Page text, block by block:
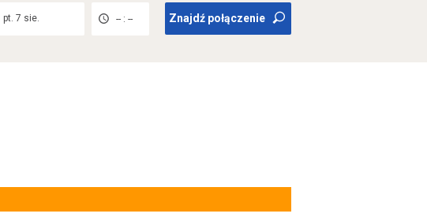
pt. 7 sie. -- : -- Znajdź połączenie